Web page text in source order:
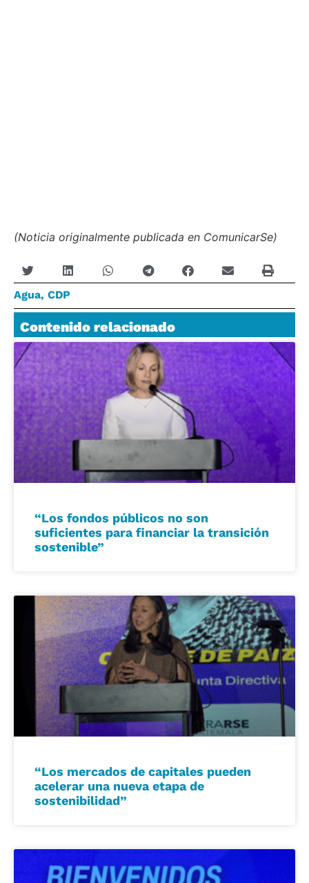
(Noticia originalmente publicada en ComunicarSe)
Agua, CDP
Contenido relacionado
“Los fondos públicos no son
suficientes para financiar la transición
sostenible”
“Los mercados de capitales pueden
acelerar una nueva etapa de
sostenibilidad”